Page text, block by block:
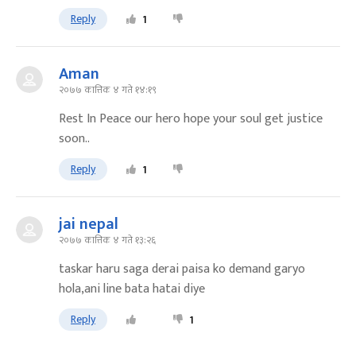
Reply 1
Aman
२०७७ कात्तिक ४ गते १४:१९
Rest In Peace our hero hope your soul get justice
soon..
Reply 1
jai nepal
२०७७ कात्तिक ४ गते १३:२६
taskar haru saga derai paisa ko demand garyo
hola,ani line bata hatai diye
Reply 1